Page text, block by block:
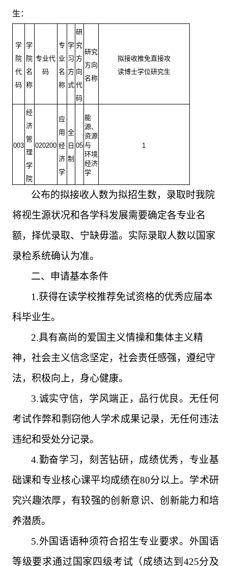
生：
学
院
代
码
学
院
名
称
专业代
码
专
业
名
称
学
习
方
式
研
究
方
向
代
码
研究
方向
名称
拟接收推免直接攻
读博士学位研究生
003
经
济
管
理
学
院
020200
应
用
经
济
学
全
日
制
05
能
源、
资源
与
环境
经济
学
1
公布的拟接收人数为拟招生数，录取时我院
将视生源状况和各学科发展需要确定各专业名
额，择优录取、宁缺毋滥。实际录取人数以国家
录检系统确认为准。
二、申请基本条件
1.获得在读学校推荐免试资格的优秀应届本
科毕业生。
2.具有高尚的爱国主义情操和集体主义精
神，社会主义信念坚定，社会责任感强，遵纪守
法，积极向上，身心健康。
3.诚实守信，学风端正，品行优良。无任何
考试作弊和剽窃他人学术成果记录，无任何违法
违纪和受处分记录。
4.勤奋学习，刻苦钻研，成绩优秀，专业基
础课和专业核心课平均成绩在80分以上。学术研
究兴趣浓厚，有较强的创新意识、创新能力和培
养潜质。
5.外国语语种须符合招生专业要求。外国语
等级要求通过国家四级考试（成绩达到 425分及